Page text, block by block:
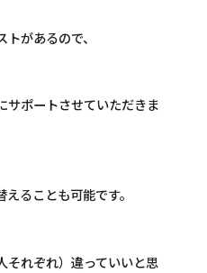
があるので、
サポートさせていただきま
ることも可能です。
それぞれ）違っていいと思